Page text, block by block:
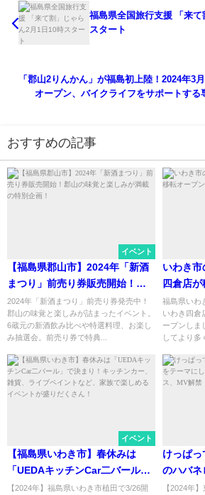
福島県全国旅行支援 「来
スタート
「郡山2りんかん」が福島初上陸！2024年3
オープン、バイクライフをサポートする
おすすめの記事
イベント
【福島県郡山市】2024年「新酒
まつり」前売り券販売開始！郡
山の味覚と楽しみが満載の特別
企画！
2024年「新酒まつり」前売り券発売中！
郡山の味覚と楽しみが詰まったイベント。
6蔵元の新酒飲み比べや特選料理、お楽し
み抽選会。前売り券で特典...
いわき市
四倉店が
福島県いわ
いわき四倉
ープンしま
してより多
イベント
【福島県いわき市】春休みは
「UEDAキッチンCar二バール」
で決まり！キッチンカー、雑
【2024年】福島県いわき市植田で3/26開
けっぱっ
のハバネ
「激辛
【2024年